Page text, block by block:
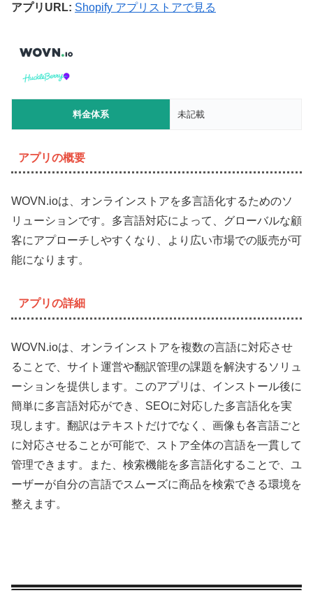
アプリURL: Shopify アプリストアで見る
料金体系 未記載
アプリの概要
WOVN.ioは、オンラインストアを多言語化するためのソ
リューションです。多言語対応によって、グローバルな顧
客にアプローチしやすくなり、より広い市場での販売が可
能になります。
アプリの詳細
WOVN.ioは、オンラインストアを複数の言語に対応させ
ることで、サイト運営や翻訳管理の課題を解決するソリュ
ーションを提供します。このアプリは、インストール後に
簡単に多言語対応ができ、SEOに対応した多言語化を実
現します。翻訳はテキストだけでなく、画像も各言語ごと
に対応させることが可能で、ストア全体の言語を一貫して
管理できます。また、検索機能を多言語化することで、ユ
ーザーが自分の言語でスムーズに商品を検索できる環境を
整えます。